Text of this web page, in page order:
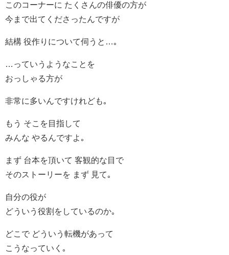
このコーナーに たくさんの俳優の方が
今まで出てくださったんですが
結構 役作りについて伺うと…｡
…っていうようなことを
おっしゃる方が
非常に多いんですけれども｡
もう そこを目指して
みんな やるんですよ｡
まず 台本を頂いて 客観的な目で
そのストーリーを まず 見て｡
自分の役が
どういう役割をしているのか｡
どこで どういう転機があって
こうなっていく｡